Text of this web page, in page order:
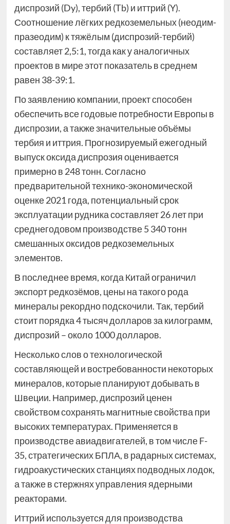
диспрозий (Dy), тербий (Tb) и иттрий (Y).
Соотношение лёгких редкоземельных (неодим-
празеодим) к тяжёлым (диспрозий-тербий)
составляет 2,5:1, тогда как у аналогичных
проектов в мире этот показатель в среднем
равен 38-39:1.
По заявлению компании, проект способен
обеспечить все годовые потребности Европы в
диспрозии, а также значительные объёмы
тербия и иттрия. Прогнозируемый ежегодный
выпуск оксида диспрозия оценивается
примерно в 248 тонн. Согласно
предварительной технико-экономической
оценке 2021 года, потенциальный срок
эксплуатации рудника составляет 26 лет при
среднегодовом производстве 5 340 тонн
смешанных оксидов редкоземельных
элементов.
В последнее время, когда Китай ограничил
экспорт редкозёмов, цены на такого рода
минералы рекордно подскочили. Так, тербий
стоит порядка 4 тысяч долларов за килограмм,
диспрозий – около 1000 долларов.
Несколько слов о технологической
составляющей и востребованности некоторых
минералов, которые планируют добывать в
Швеции. Например, диспрозий ценен
свойством сохранять магнитные свойства при
высоких температурах. Применяется в
производстве авиадвигателей, в том числе F-
35, стратегических БПЛА, в радарных системах,
гидроакустических станциях подводных лодок,
а также в стержнях управления ядерными
реакторами.
Иттрий используется для производства